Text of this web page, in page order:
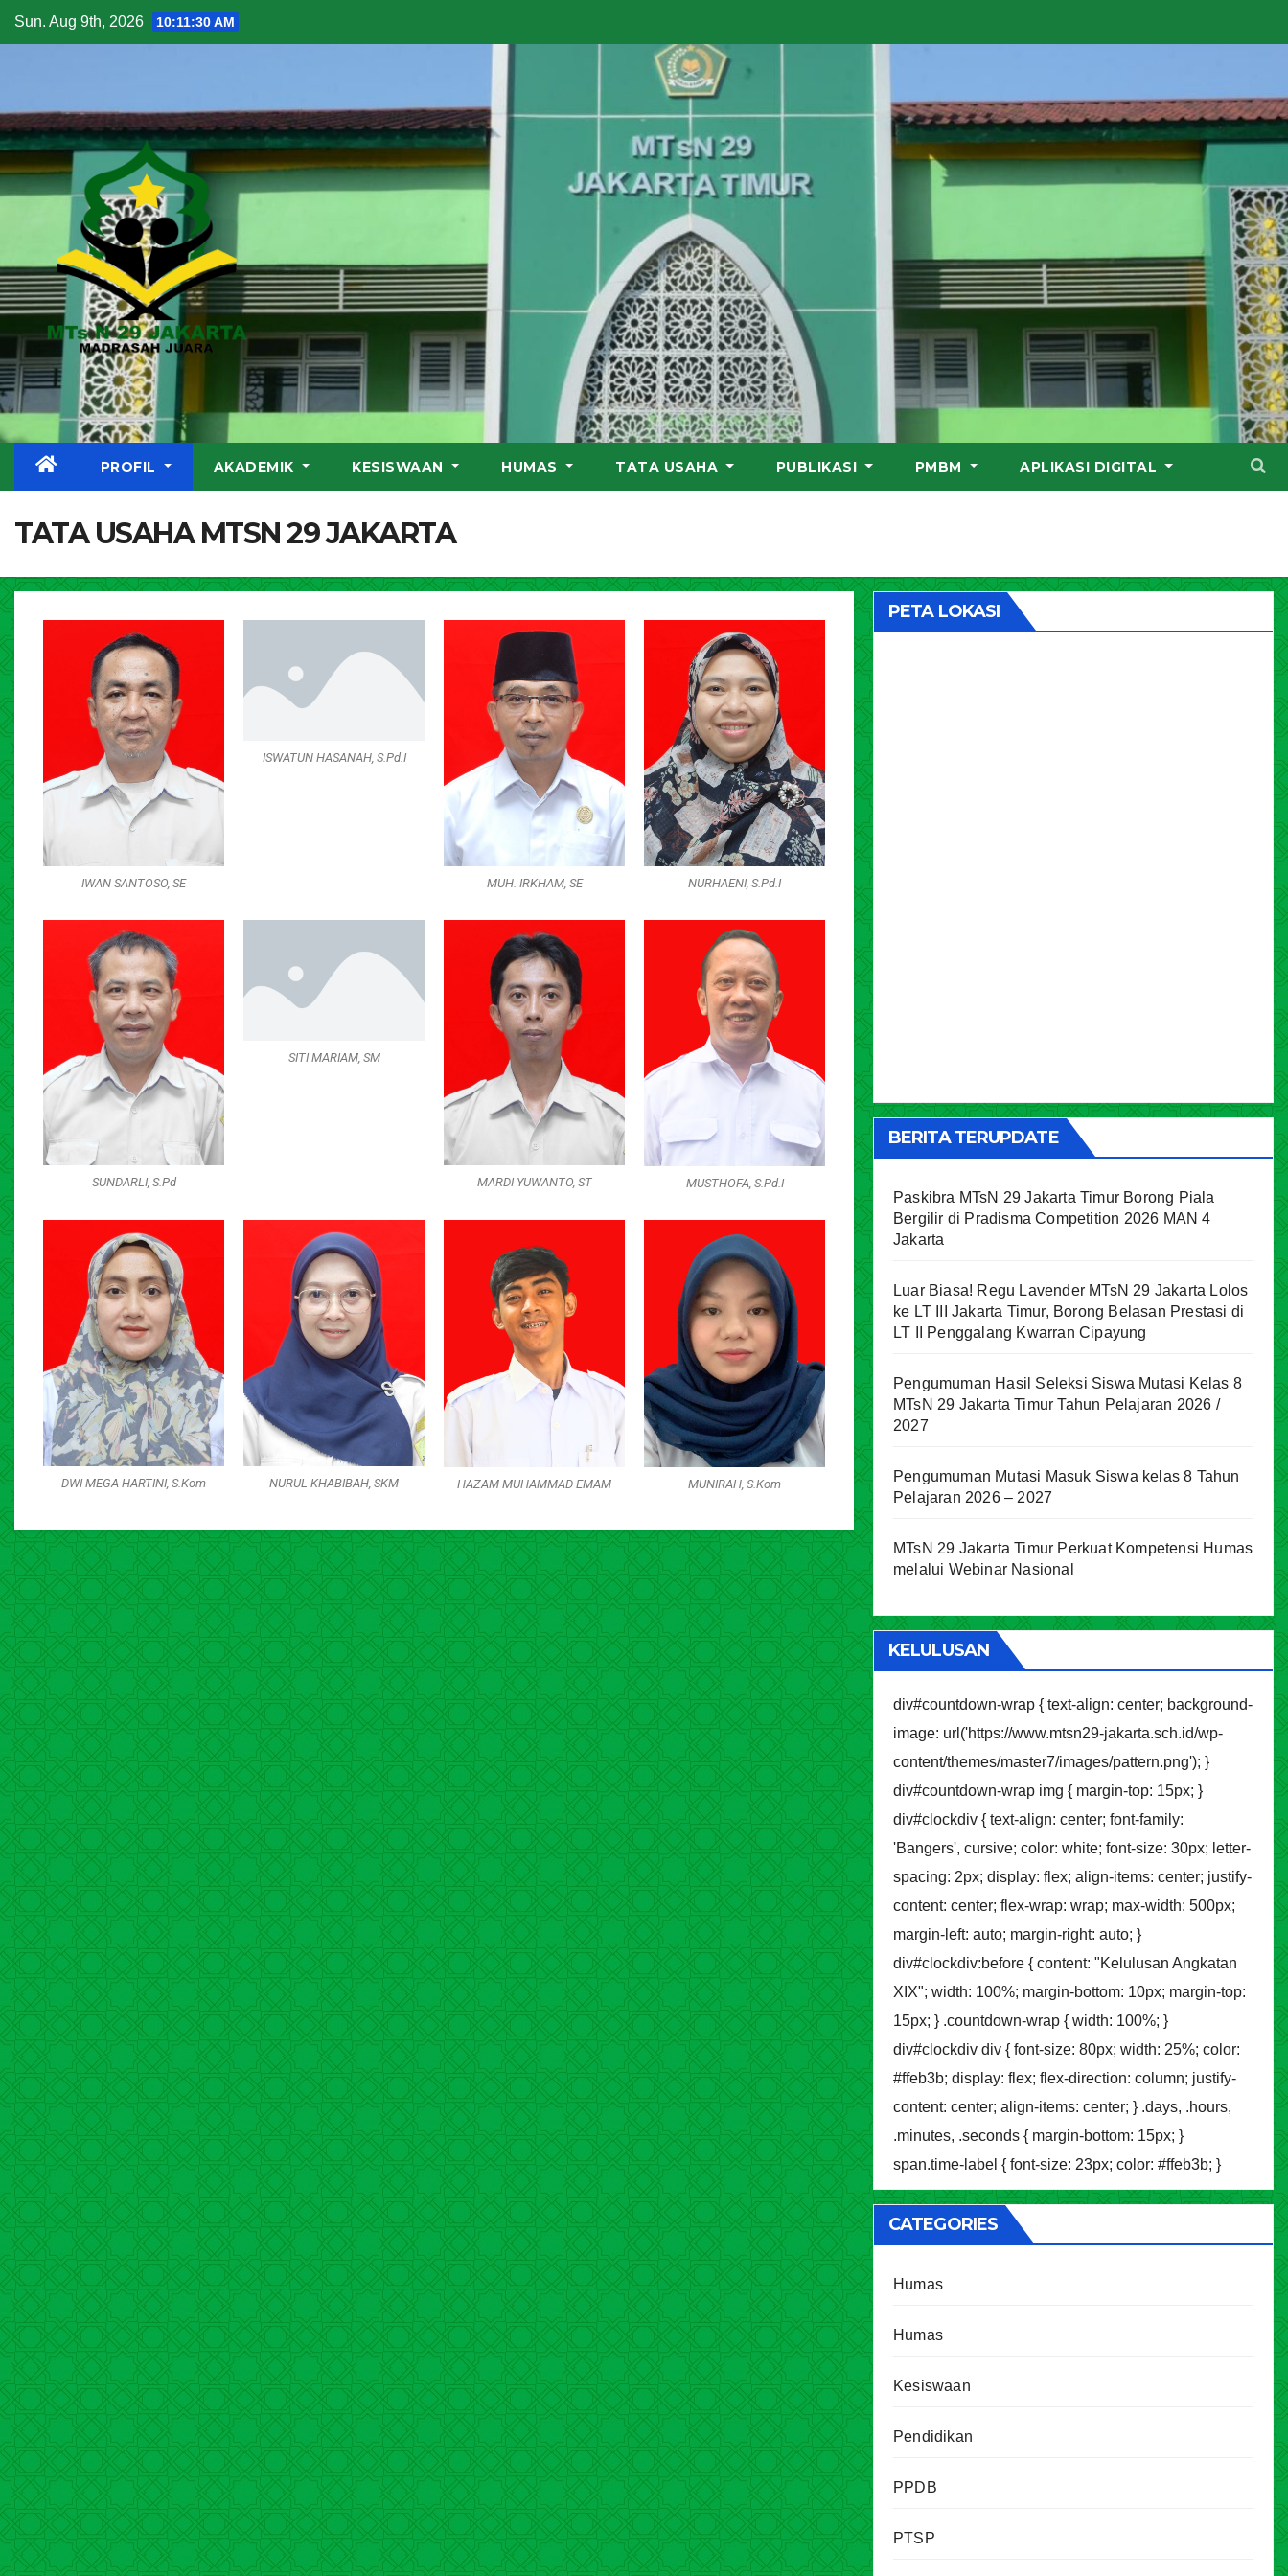
Sun. Aug 9th, 2026 10:11:31 AM
PROFIL AKADEMIK KESISWAAN HUMAS TATA USAHA PUBLIKASI PMBM APLIKASI DIGITAL
TATA USAHA MTSN 29 JAKARTA
IWAN SANTOSO, SE
ISWATUN HASANAH, S.Pd.I
MUH. IRKHAM, SE NURHAENI, S.Pd.I
SUNDARLI, S.Pd
SITI MARIAM, SM
MARDI YUWANTO, ST MUSTHOFA, S.Pd.I
DWI MEGA HARTINI, S.Kom NURUL KHABIBAH, SKM HAZAM MUHAMMAD EMAM MUNIRAH, S.Kom
PETA LOKASI
BERITA TERUPDATE
Paskibra MTsN 29 Jakarta Timur Borong Piala
Bergilir di Pradisma Competition 2026 MAN 4
Jakarta
Luar Biasa! Regu Lavender MTsN 29 Jakarta Lolos
ke LT III Jakarta Timur, Borong Belasan Prestasi di
LT II Penggalang Kwarran Cipayung
Pengumuman Hasil Seleksi Siswa Mutasi Kelas 8
MTsN 29 Jakarta Timur Tahun Pelajaran 2026 /
2027
Pengumuman Mutasi Masuk Siswa kelas 8 Tahun
Pelajaran 2026 – 2027
MTsN 29 Jakarta Timur Perkuat Kompetensi Humas
melalui Webinar Nasional
KELULUSAN
div#countdown-wrap { text-align: center; background-
image: url('https://www.mtsn29-jakarta.sch.id/wp-
content/themes/master7/images/pattern.png'); }
div#countdown-wrap img { margin-top: 15px; }
div#clockdiv { text-align: center; font-family:
'Bangers', cursive; color: white; font-size: 30px; letter-
spacing: 2px; display: flex; align-items: center; justify-
content: center; flex-wrap: wrap; max-width: 500px;
margin-left: auto; margin-right: auto; }
div#clockdiv:before { content: "Kelulusan Angkatan
XIX"; width: 100%; margin-bottom: 10px; margin-top:
15px; } .countdown-wrap { width: 100%; }
div#clockdiv div { font-size: 80px; width: 25%; color:
#ffeb3b; display: flex; flex-direction: column; justify-
content: center; align-items: center; } .days, .hours,
.minutes, .seconds { margin-bottom: 15px; }
span.time-label { font-size: 23px; color: #ffeb3b; }
CATEGORIES
Humas
Humas
Kesiswaan
Pendidikan
PPDB
PTSP